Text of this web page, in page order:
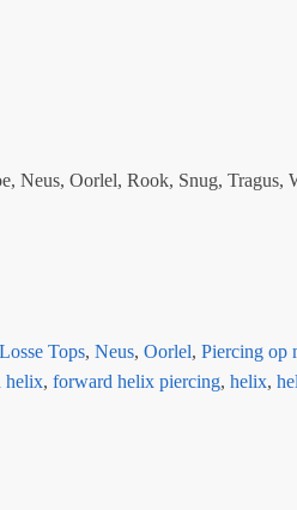
Neus, Oorlel, Rook, Snug, Tragus,
Losse Tops, Neus, Oorlel, Piercing op
helix, forward helix piercing, helix,